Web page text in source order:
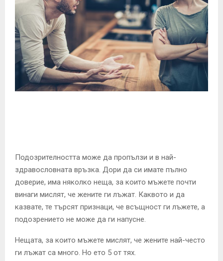
Y
M
Подозрителността може да пропълзи и в най-
здравословната връзка. Дори да си имате пълно
доверие, има няколко неща, за които мъжете почти
винаги мислят, че жените ги лъжат. Каквото и да
казвате, те търсят признаци, че всъщност ги лъжете, а
подозрението не може да ги напусне.
Нещата, за които мъжете мислят, че жените най-често
ги лъжат са много. Но ето 5 от тях.